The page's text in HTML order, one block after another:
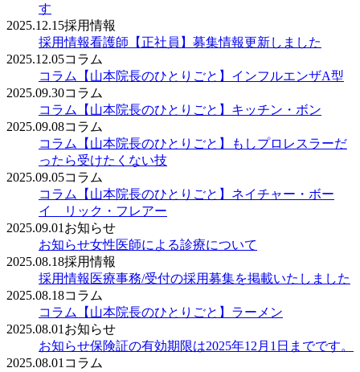
す
2025.12.15採用情報
採用情報看護師【正社員】募集情報更新しました
2025.12.05コラム
コラム
【山本院長のひとりごと】インフルエンザA型
2025.09.30コラム
コラム
【山本院長のひとりごと】キッチン・ボン
2025.09.08コラム
コラム
【山本院長のひとりごと】もしプロレスラーだ
ったら受けたくない技
2025.09.05コラム
コラム
【山本院長のひとりごと】ネイチャー・ボー
イ リック・フレアー
2025.09.01 お知らせ
お知らせ女性医師による診療について
2025.08.18採用情報
採用情報 医療事務/受付の採用募集を掲載いたしました
2025.08.18コラム
コラム
【山本院長のひとりごと】ラーメン
2025.08.01 お知らせ
お知らせ保険証の有効期限は2025年12月1日までです。
2025.08.01 コラム